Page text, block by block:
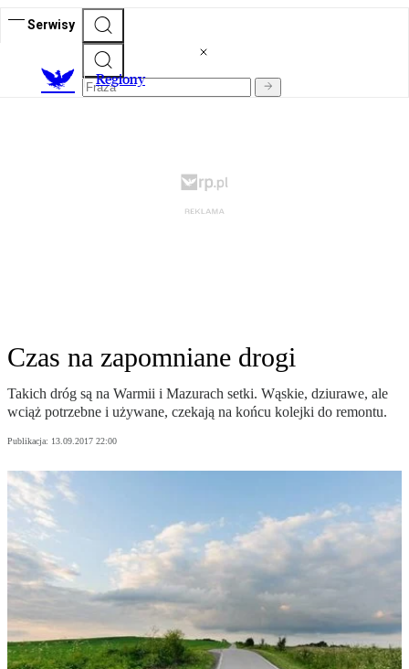
Serwisy
Regiony
Czas na zapomniane drogi
Takich dróg są na Warmii i Mazurach setki. Wąskie, dziurawe, ale
wciąż potrzebne i używane, czekają na końcu kolejki do remontu.
Publikacja: 13.09.2017 22:00